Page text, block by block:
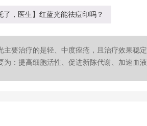
了，医生】红蓝光能祛痘印吗？
主要治疗的是轻、中度痤疮，且治疗效果稳
为：提高细胞活性、促进新陈代谢、加速血